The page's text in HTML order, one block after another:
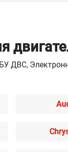
ДВС,